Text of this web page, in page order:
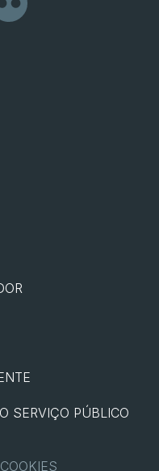
SERVIÇO PÚBLICO